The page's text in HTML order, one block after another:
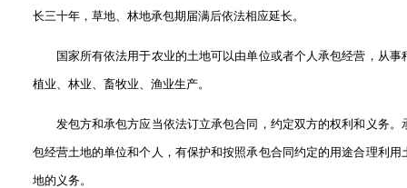
长三十年，草地、林地承包期届满后依法相应延长。
国家所有依法用于农业的土地可以由单位或者个人承包经营，从事
植业、林业、畜牧业、渔业生产。
发包方和承包方应当依法订立承包合同，约定双方的权利和义务。
包经营土地的单位和个人，有保护和按照承包合同约定的用途合理利用
地的义务。